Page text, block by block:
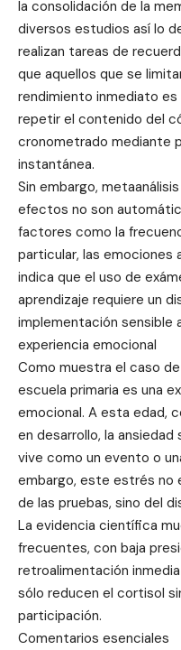
la consolidación de la
diversos estudios así lo
realizan tareas de
que aquellos que se
rendimiento inmediato
repetir el contenido del
cronometrado mediante
instantánea.
Sin embargo,
efectos no son
factores como la
particular, las emociones
indica que el uso de
aprendizaje requiere un
implementación sensible
experiencia emocional
Como muestra el caso de
escuela primaria es una
emocional. A esta edad,
en desarrollo, la
vive como un evento o
embargo, este estrés no
de las pruebas, sino del
La evidencia científica
frecuentes, con baja
retroalimentación
sólo reducen el cortisol
participación.
Comentarios esenciales